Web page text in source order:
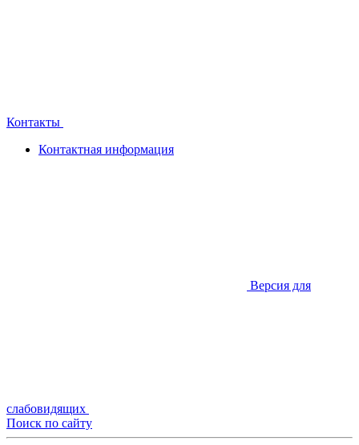
Контакты
Контактная информация
Версия для
слабовидящих
Поиск по сайту